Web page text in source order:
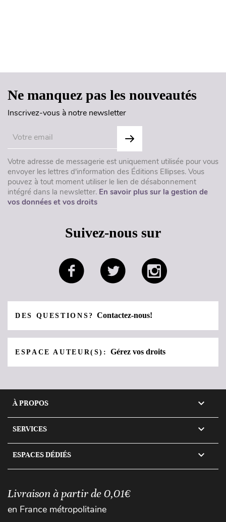
Ne manquez pas les nouveautés
Inscrivez-vous à notre newsletter
Votre adresse de messagerie est uniquement utilisée pour vous
envoyer les lettres d'information des Éditions Ellipses. Vous
pouvez à tout moment utiliser le lien de désabonnement
intégré dans la newsletter. En savoir plus sur la gestion de
vos données et vos droits
Suivez-nous sur
DES QUESTIONS?Contactez-nous!
ESPACE AUTEUR(S):Gérez vos droits
À PROPOS 
SERVICES 
ESPACES DÉDIÉS 
Livraison à partir de 0,01€
en France métropolitaine